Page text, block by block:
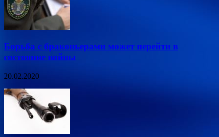
Борьба с браконьерами может перейти в
состояние войны
20.02.2020